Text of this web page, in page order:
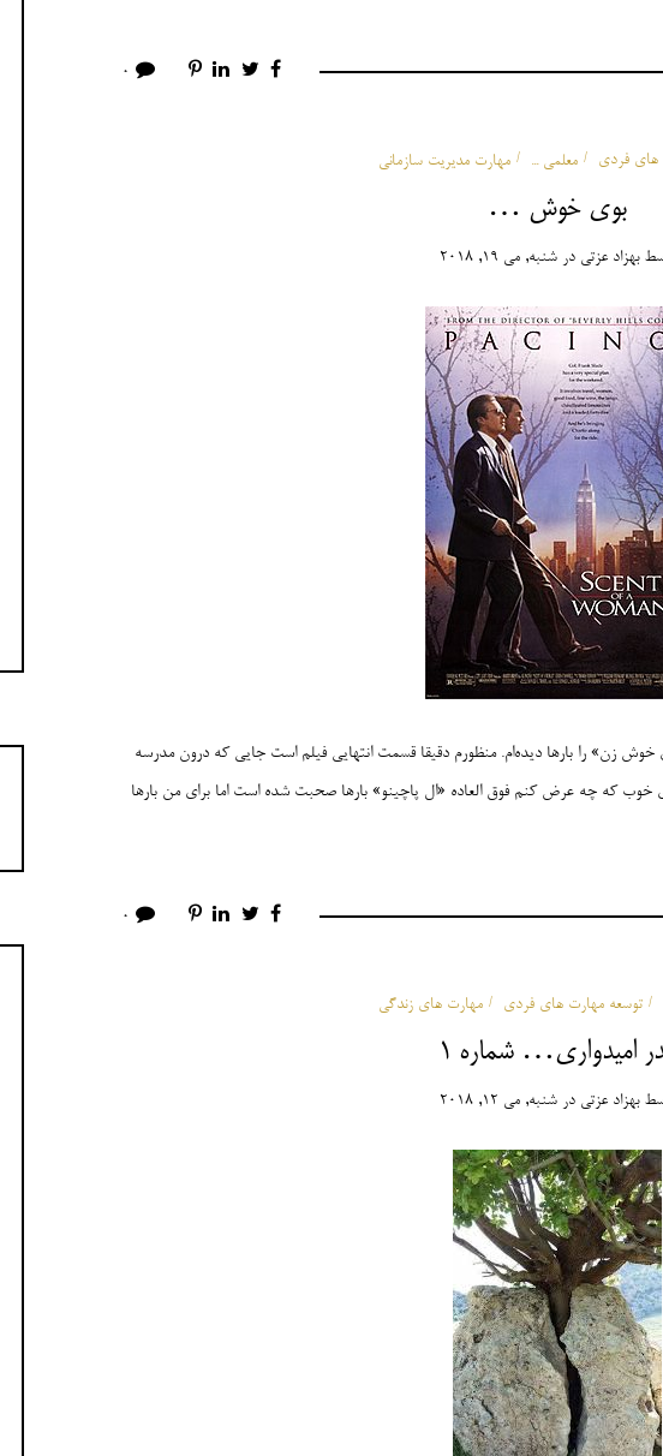
0
های فردی معلمی ... مهارت مدیریت سازمانی
بوی خوش …
بهزاد عزتی درشنبه, می 19, 2018
زن» را بارها دیده‌ام. منظورم دقیقا قسمت انتهایی فیلم است جایی که درون مدرسه
خوب که چه عرض کنم فوق العاده «ال پاچینو» بارها صحبت شده است اما برای من بارها
0
توسعه مهارت های فردی مهارت های زندگی
امیدواری… شماره 1
بهزاد عزتی درشنبه, می 12, 2018